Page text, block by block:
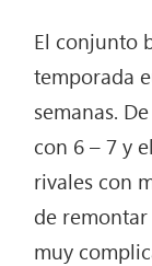
El conjunto
temporada
semanas.
con 6 – 7 y
rivales con
de
muy